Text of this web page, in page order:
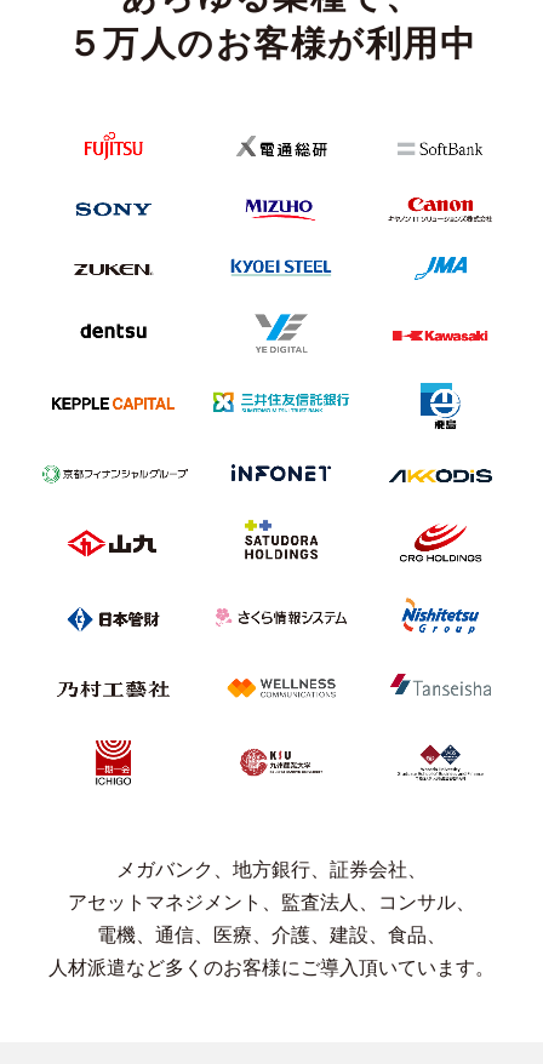
５万人のお客様が利用中
メガバンク、 地方銀行、 証券会社、
アセットマネジメント、 監査法人、
コンサル、
電機、 通信、 医療、 介護、 建設、 食品、
人材派遣など多くのお客様にご導入頂いています。